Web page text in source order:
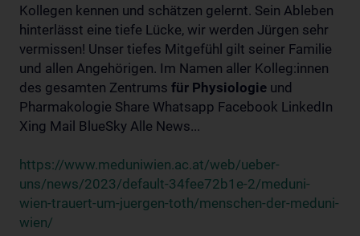
Kollegen kennen und schätzen gelernt. Sein Ableben
hinterlässt eine tiefe Lücke, wir werden Jürgen sehr
vermissen! Unser tiefes Mitgefühl gilt seiner Familie
und allen Angehörigen. Im Namen aller Kolleg:innen
des gesamten Zentrums für Physiologie und
Pharmakologie Share Whatsapp Facebook LinkedIn
Xing Mail BlueSky Alle News...
https://www.meduniwien.ac.at/web/ueber-
uns/news/2023/default-34fee72b1e-2/meduni-
wien-trauert-um-juergen-toth/menschen-der-meduni-
wien/